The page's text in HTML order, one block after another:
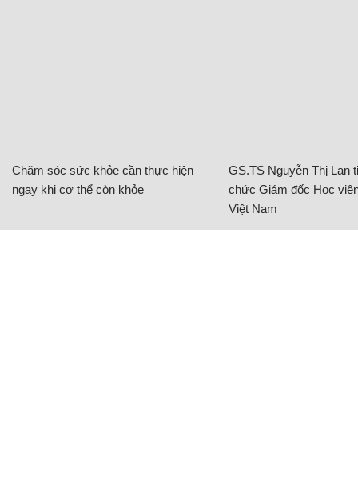
Chăm sóc sức khỏe cần thực hiện
ngay khi cơ thể còn khỏe
GS.TS Nguyễn Thị Lan
chức Giám đốc Học
Việt Nam